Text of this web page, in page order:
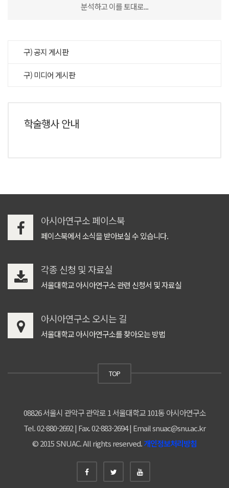
분석하고 이를 토대로...
구) 공지 게시판
구) 미디어 게시판
학술행사 안내
아시아연구소 페이스북
페이스북에서 소식을 받아보실 수 있습니다.
각종 신청 및 자료실
서울대학교 아시아연구소 관련 신청서 및 자료실
아시아연구소 오시는 길
서울대학교 아시아연구소를 찾아오는 방법
TOP
08826 서울시 관악구 관악로 1 서울대학교 101동 아시아연구소
Tel. 02-880-2692 | Fax. 02-883-2694 | Email snuac@snu.ac.kr
© 2015 SNUAC. All rights reserved.개인정보처리방침